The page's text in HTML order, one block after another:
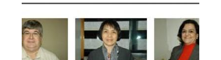
inscrições
para
aperfeiçoamento